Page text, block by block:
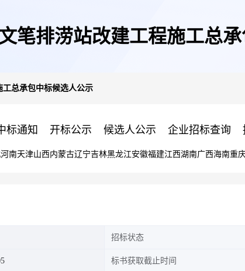
笔排涝站改建工程施工总
总承包中标候选人公示
标通知 开标公示 候选人公示 企业招标查询
河南天津山西内蒙古辽宁吉林黑龙江安徽福建江西湖南广西海南重
招标状态
标书获取截止时间